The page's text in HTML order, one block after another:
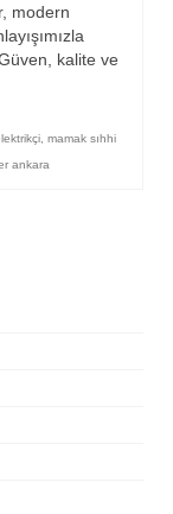
modern
kalite ve
mamak sıhhi
ankara